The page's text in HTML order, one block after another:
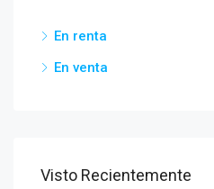
En renta
En venta
Visto Recientemente